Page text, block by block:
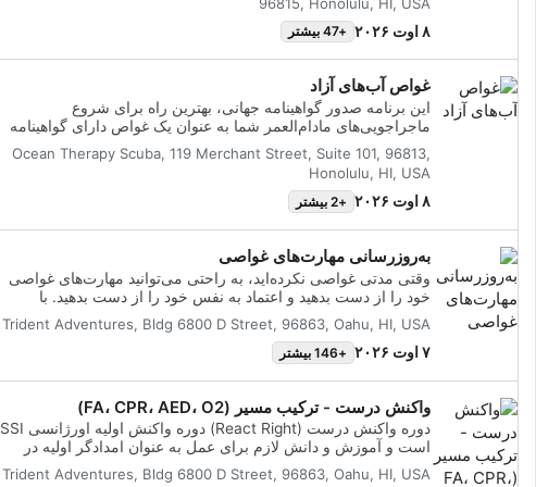
شخصی‌سازی‌شده با جلسات تمرینی درون آب ترکیب می‌شود تا
اطمینان حاصل شود که شما مهارت‌ها و تجربه لازم برای راحتی
۸ اوت ۲۰۲۶
+47 بیشتر
غواص آب‌های آزاد
این برنامه صدور گواهینامه جهانی، بهترین راه برای شروع
ماجراجویی‌های مادام‌العمر شما به عنوان یک غواص دارای گواهینامه
است. آموزش شخصی‌سازی‌شده با جلسات تمرینی درون آب ترکیب
می‌شود تا اطمینان حاصل شود که شما مهارت‌ها و تجربه لازم برای
Diver را کسب خواهید کرد.
Ocean Therapy Scuba, 119 Merchant Street, Suite 101, 96813,
Honolulu, HI, USA
۸ اوت ۲۰۲۶
+2 بیشتر
به‌روزرسانی مهارت‌های غواصی
وقتی مدتی غواصی نکرده‌اید، به راحتی می‌توانید مهارت‌های غواصی
خود را از دست بدهید و اعتماد به نفس خود را از دست بدهید. با
به‌روزرسانی مهارت‌های غواصی SSI، ما شما را در کمترین زمان به
آب و غواصی آسان بازمی‌گردانیم. این دوره‌ی آموزشی غواصی به
شما این امکان را می‌دهد که مهارت‌های غواصی را که در برنامه‌ی
درست قبل از تعطیلات غواصی است، بنابراین زمان کمتری را صرف
نگرانی در مورد مهارت‌های خود می‌کنید و زمان بیشتری را صرف
تحسین زندگی دریایی می‌کنید. اگر شما یک دانشجوی غواصی آب‌های
تمرین مهارت‌های غواصی شما قبل از غواصی‌های آموزشی آب‌های
Trident Adventures, Bldg 6800 D Street, 96863, Oahu, HI, USA
۷ اوت ۲۰۲۶
+146 بیشتر
واکنش درست - ترکیب مسیر (FA، CPR، AED، O2)
دوره واکنش درست (React Right) دوره واکنش اولیه اورژانسی SSI
است و آموزش و دانش لازم برای عمل به عنوان امدادگر اولیه در
فوریت‌های پزشکی را در اختیار شما قرار می‌دهد. در این برنامه
Trident Adventures, Bldg 6800 D Street, 96863, Oahu, HI, USA